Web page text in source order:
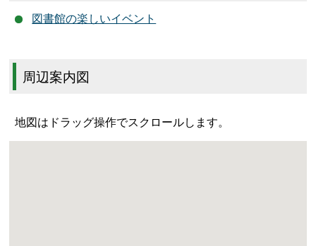
図書館の楽しいイベント
周辺案内図
地図はドラッグ操作でスクロールします。